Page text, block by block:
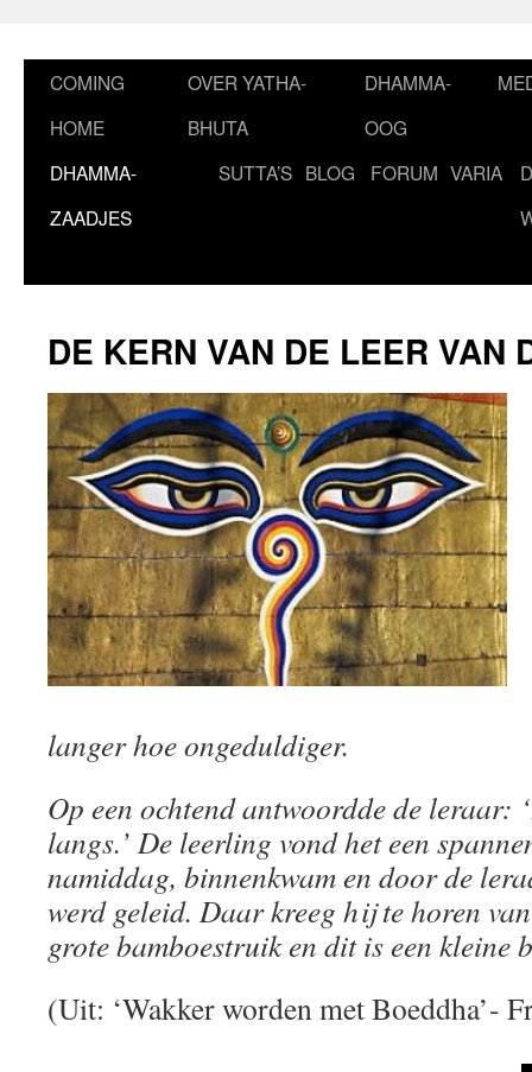
COMING
HOME
OVER YATHA-
BHUTA
DHAMMA-
OOG
DHAMMA-
ZAADJES
SUTTA’S BLOG FORUM VARIA
DE KERN VAN DE LEER VAN
langer hoe ongeduldiger.
Op een ochtend antwoordde de leraar:
langs.’ De leerling vond het een
namiddag, binnenkwam en door de
werd geleid. Daar kreeg hij te horen
grote bamboestruik en dit is een kleine
(Uit: ‘Wakker worden met Boeddha’-